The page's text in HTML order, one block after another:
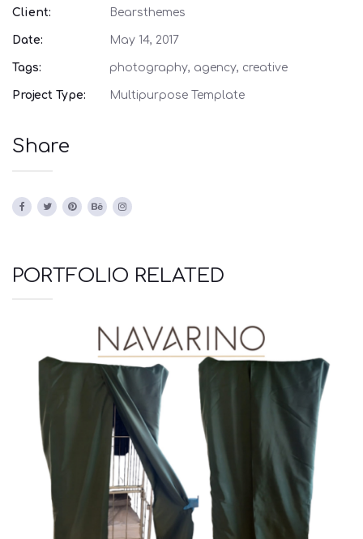
Client: Bearsthemes
Date: May 14, 2017
Tags: photography, agency, creative
Project Type: Multipurpose Template
Share
PORTFOLIO RELATED
Ξενοδοχεία